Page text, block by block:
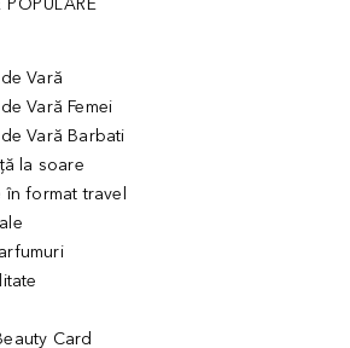
POPULARE
Vară
Vară Femei
Vară Barbati
la soare
în format travel
Card